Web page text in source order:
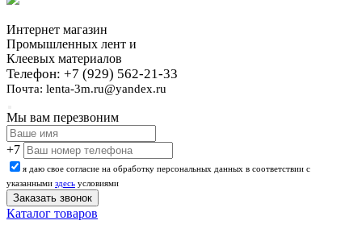
Интернет магазин
Промышленных лент и
Клеевых материалов
Телефон: +7 (929) 562-21-33
Почта: lenta-3m.ru@yandex.ru
Мы вам перезвоним
+7
я даю свое согласие на обработку персональных данных в соответствии с
указанными здесь условиями
Каталог товаров